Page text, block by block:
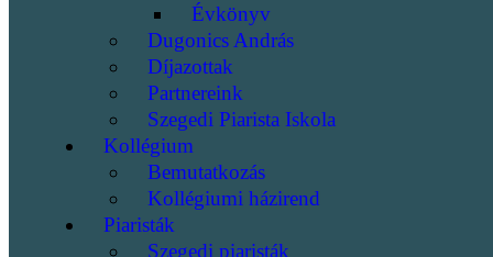
Évkönyv
Dugonics András
Díjazottak
Partnereink
Szegedi Piarista Iskola
Kollégium
Bemutatkozás
Kollégiumi házirend
Piaristák
Szegedi piaristák